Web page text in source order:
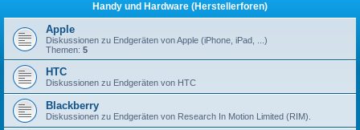
Handy und Hardware (Herstellerforen)
Apple
Diskussionen zu Endgeräten von Apple (iPhone, iPad, ...)
Themen: 5
HTC
Diskussionen zu Endgeräten von HTC
Blackberry
Diskussionen zu Endgeräten von Research In Motion Limited (RIM).